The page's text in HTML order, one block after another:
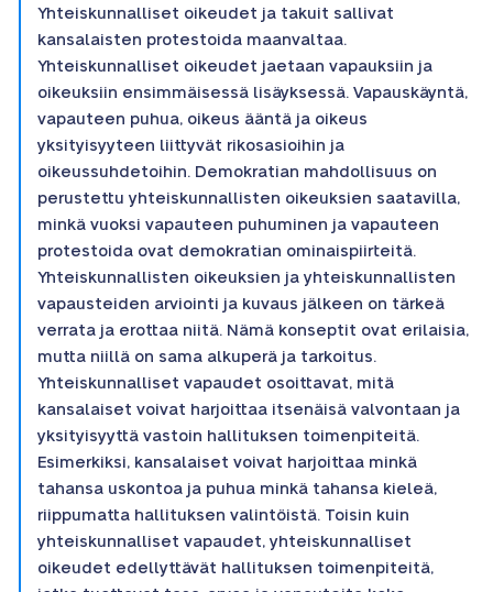
Yhteiskunnalliset oikeudet ja takuit sallivat
kansalaisten protestoida maanvaltaa.
Yhteiskunnalliset oikeudet jaetaan vapauksiin ja
oikeuksiin ensimmäisessä lisäyksessä. Vapauskäyntä,
vapauteen puhua, oikeus ääntä ja oikeus
yksityisyyteen liittyvät rikosasioihin ja
oikeussuhdetoihin. Demokratian mahdollisuus on
perustettu yhteiskunnallisten oikeuksien saatavilla,
minkä vuoksi vapauteen puhuminen ja vapauteen
protestoida ovat demokratian ominaispiirteitä.
Yhteiskunnallisten oikeuksien ja yhteiskunnallisten
vapausteiden arviointi ja kuvaus jälkeen on tärkeä
verrata ja erottaa niitä. Nämä konseptit ovat erilaisia,
mutta niillä on sama alkuperä ja tarkoitus.
Yhteiskunnalliset vapaudet osoittavat, mitä
kansalaiset voivat harjoittaa itsenäisä valvontaan ja
yksityisyyttä vastoin hallituksen toimenpiteitä.
Esimerkiksi, kansalaiset voivat harjoittaa minkä
tahansa uskontoa ja puhua minkä tahansa kieleä,
riippumatta hallituksen valintöistä. Toisin kuin
yhteiskunnalliset vapaudet, yhteiskunnalliset
oikeudet edellyttävät hallituksen toimenpiteitä,